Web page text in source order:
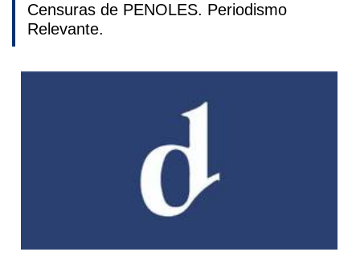
Censuras de PENOLES. Periodismo
Relevante.